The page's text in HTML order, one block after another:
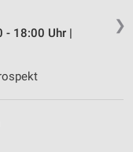
❯
- 18:00 Uhr |